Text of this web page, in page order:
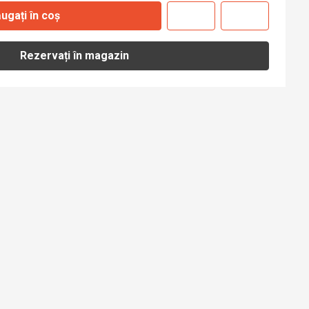
în coș
Rezervați în magazin